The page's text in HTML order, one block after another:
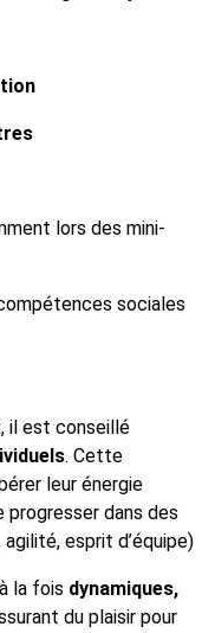
lors des mini-
sociales
il est conseillé
. Cette
leur énergie
dans des
esprit d’équipe)
la fois dynamiques,
du plaisir pour